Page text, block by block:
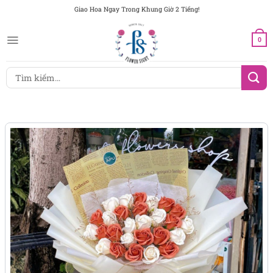
dung
Giao Hoa Ngay Trong Khung Giờ 2 Tiếng!
0
Tìm
kiếm: